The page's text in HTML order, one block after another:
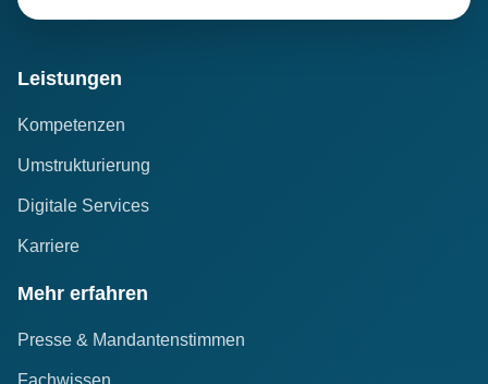
Leistungen
Kompetenzen
Umstrukturierung
Digitale Services
Karriere
Mehr erfahren
Presse & Mandantenstimmen
Fachwissen